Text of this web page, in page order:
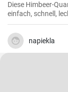
Diese Himbeer-
einfach, schnell,
napiekla